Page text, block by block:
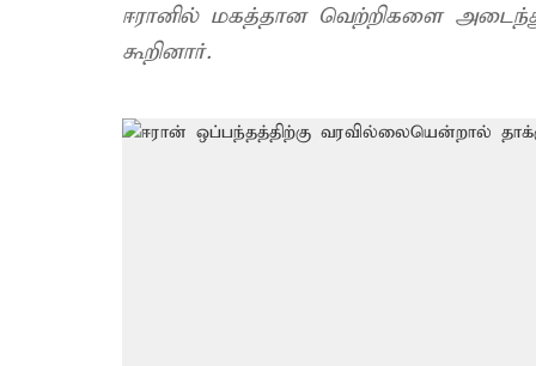
ஈரானில் மகத்தான வெற்றிகளை
கூறினார்.